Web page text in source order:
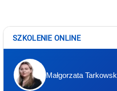
SZKOLENIE ONLINE
Małgorzata